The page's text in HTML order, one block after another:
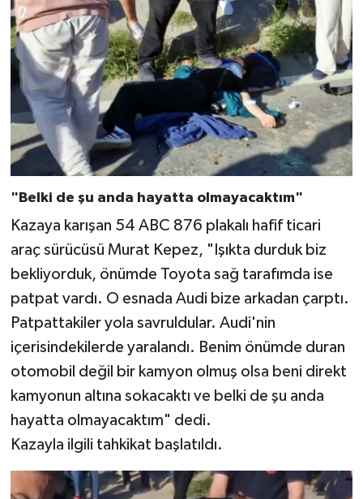
"Belki de şu anda hayatta olmayacaktım"
Kazaya karışan 54 ABC 876 plakalı hafif ticari
araç sürücüsü Murat Kepez, "Işıkta durduk biz
bekliyorduk, önümde Toyota sağ tarafımda ise
patpat vardı. O esnada Audi bize arkadan çarptı.
Patpattakiler yola savruldular. Audi'nin
içerisindekilerde yaralandı. Benim önümde duran
otomobil değil bir kamyon olmuş olsa beni direkt
kamyonun altına sokacaktı ve belki de şu anda
hayatta olmayacaktım" dedi.
Kazayla ilgili tahkikat başlatıldı.